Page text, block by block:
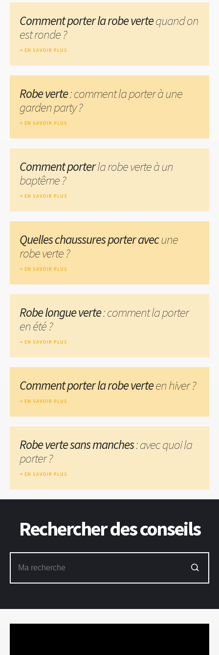
Comment porter la robe vertequand on
est ronde ?
EN SAVOIR PLUS
Robe verte: comment la porter à une
garden party ?
EN SAVOIR PLUS
Comment porterla robe verte à un
baptême ?
EN SAVOIR PLUS
Quelles chaussures porter avecune
robe verte ?
EN SAVOIR PLUS
Robe longue verte: comment la porter
en été ?
EN SAVOIR PLUS
Comment porter la robe verteen hiver ?
EN SAVOIR PLUS
Robe verte sans manches: avec quoi la
porter ?
EN SAVOIR PLUS
Rechercher des conseils